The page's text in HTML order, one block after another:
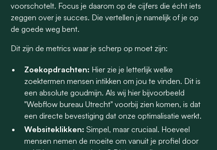
voorschotelt. Focus je daarom op de cijfers die écht iets
zeggen over je succes. Die vertellen je namelijk of je op
de goede weg bent.
Dit zijn de metrics waar je scherp op moet zijn:
Zoekopdrachten: Hier zie je letterlijk welke
zoektermen mensen intikken om jou te vinden. Dit is
een absolute goudmijn. Als wij hier bijvoorbeeld
"Webflow bureau Utrecht" voorbij zien komen, is dat
een directe bevestiging dat onze optimalisatie werkt.
Websiteklikken: Simpel, maar cruciaal. Hoeveel
mensen nemen de moeite om vanuit je profiel door